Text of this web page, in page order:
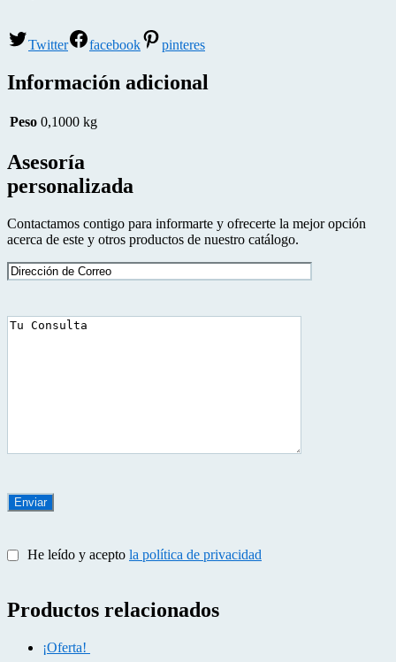
Twitter facebook pinteres
Información adicional
Peso 0,1000 kg
Asesoría
personalizada
Contactamos contigo para informarte y ofrecerte la mejor opción
acerca de este y otros productos de nuestro catálogo.
He leído y acepto la política de privacidad
Productos relacionados
¡Oferta!